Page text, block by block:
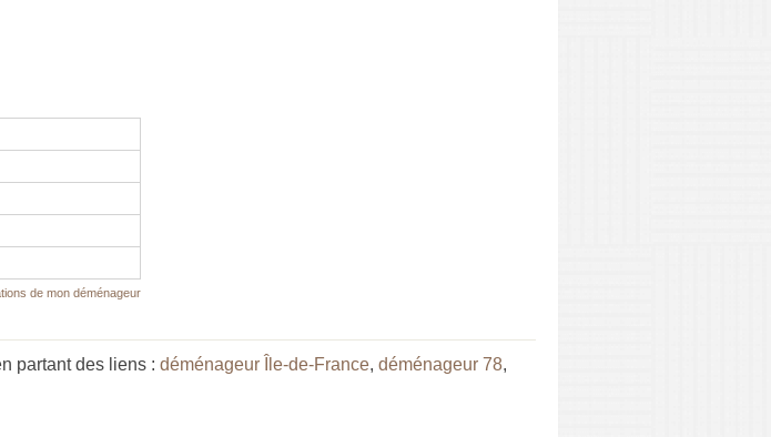
de mon déménageur
partant des liens : déménageur Île-de-France, déménageur 78,